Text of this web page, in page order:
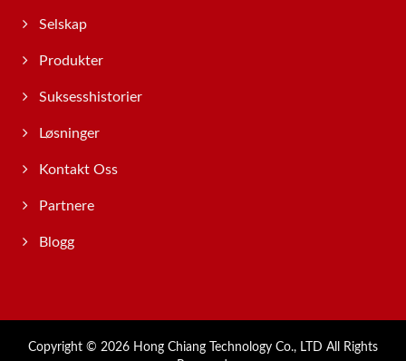
Selskap
Produkter
Suksesshistorier
Løsninger
Kontakt Oss
Partnere
Blogg
Copyright © 2026 Hong Chiang Technology Co., LTD All Rights